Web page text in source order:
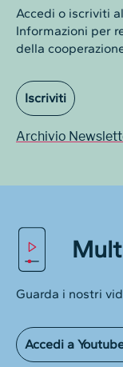
Accedi o iscriviti
Informazioni per
della
Iscriviti
Archivio
Guarda i nostri
Accedi a